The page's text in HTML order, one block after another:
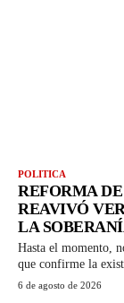
POLITICA
REFORMA
REAVIVÓ
LA
Hasta el momento,
que confirme la
6 de agosto de 2026